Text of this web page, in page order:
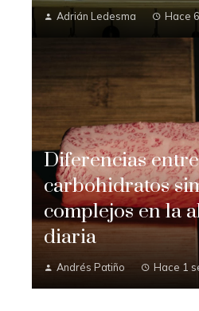
Adrián Ledesma Hace
Diferencias entre
carbohidratos
complejos en la
diaria
Andrés Patiño Hace 1